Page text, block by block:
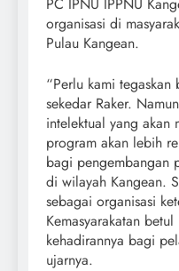
organisasi di
Pulau Kangean.
“Perlu kami tegaskan
sekedar Raker.
intelektual yang akan
program akan lebih
bagi pengembangan
di wilayah Kangean.
sebagai organisasi
Kemasyarakatan
kehadirannya bagi
ujarnya.